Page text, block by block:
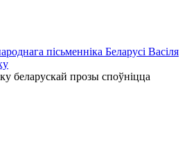
пісьменніка Беларусі Васіля
беларускай прозы споўніцца